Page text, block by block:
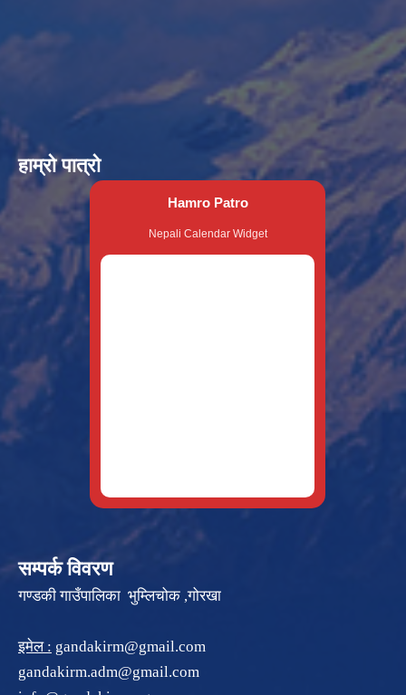
हाम्रो पात्रो
Hamro Patro
Nepali Calendar Widget
सम्पर्क विवरण
गण्डकी गाउँपालिका भुम्लिचोक ,गोरखा
इमेल : gandakirm@gmail.com
gandakirm.adm@gmail.com